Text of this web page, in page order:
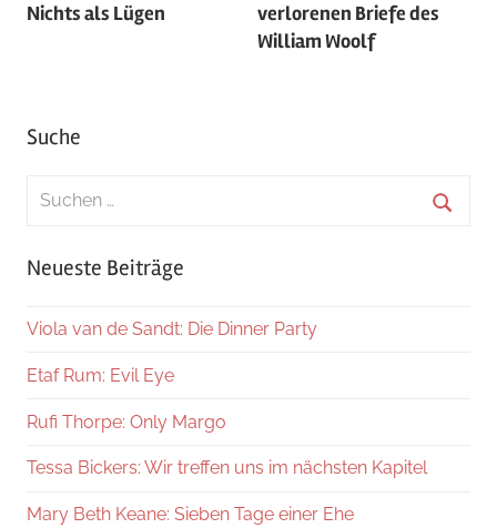
Nichts als Lügen
verlorenen Briefe des
William Woolf
Suche
Suchen
Neueste Beiträge
Viola van de Sandt: Die Dinner Party
Etaf Rum: Evil Eye
Rufi Thorpe: Only Margo
Tessa Bickers: Wir treffen uns im nächsten Kapitel
Mary Beth Keane: Sieben Tage einer Ehe